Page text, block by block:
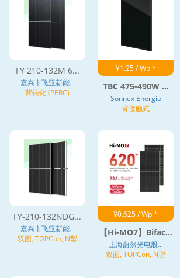
FY 210-132M 6...
嘉兴市飞亚新能...
背钝化 (PERC)
¥1.25 / Wp *
TBC 475-490W ...
Sonnex Energie
背接触式
FY-210-132NDG...
嘉兴市飞亚新能...
双面, TOPCon, N型
¥0.625 / Wp *
【Hi-MO7】Bifac...
上海蔚然光电股...
双面, TOPCon, N型